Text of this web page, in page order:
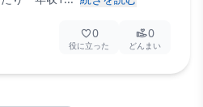
0
役に立った
0
どんまい